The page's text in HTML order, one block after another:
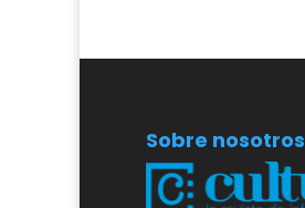
Sobre nosotros